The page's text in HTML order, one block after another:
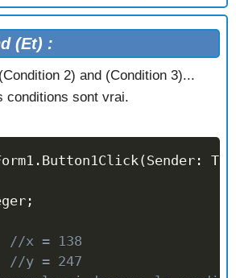
est fausse.
[32, 63, 72, 130] then :
(Et) :
2) and (Condition 3)...
conditions sont vrai.
. Button1Click (Sender :
;
//x = 138
//y = 247